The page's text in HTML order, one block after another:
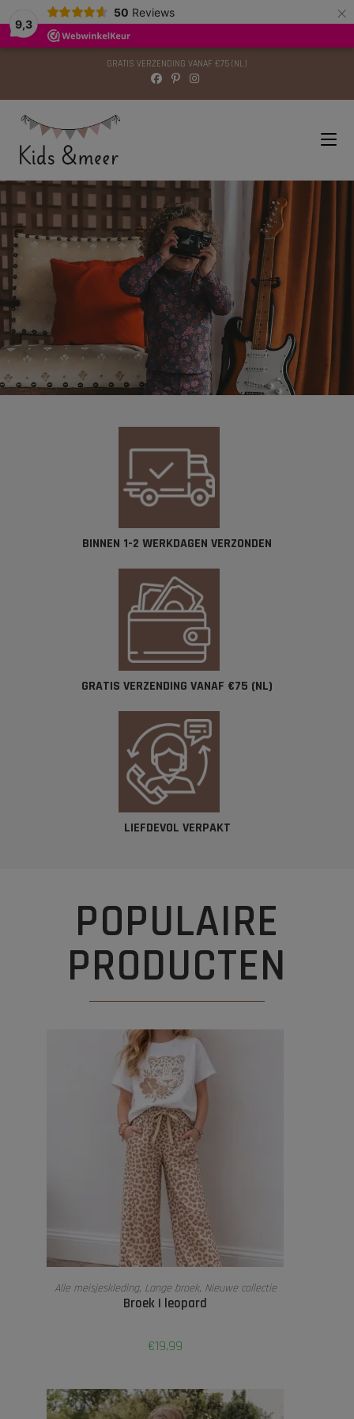
9,3
50 Reviews ×
GRATIS VERZENDING VANAF €75 (NL)
BINNEN 1-2 WERKDAGEN VERZONDEN​
GRATIS VERZENDING VANAF €75 (NL)
LIEFDEVOL VERPAKT​
POPULAIRE
PRODUCTEN
OPTIES SELECTEREN
Alle meisjeskleding, Lange broek, Nieuwe collectie
Broek | leopard
€19,99